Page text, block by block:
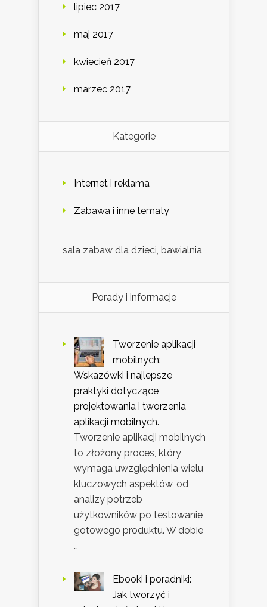
lipiec 2017
maj 2017
kwiecień 2017
marzec 2017
Kategorie
Internet i reklama
Zabawa i inne tematy
sala zabaw dla dzieci, bawialnia
Porady i informacje
Tworzenie aplikacji
mobilnych:
Wskazówki i najlepsze
praktyki dotyczące
projektowania i tworzenia
aplikacji mobilnych.
Tworzenie aplikacji mobilnych
to złożony proces, który
wymaga uwzględnienia wielu
kluczowych aspektów, od
analizy potrzeb
użytkowników po testowanie
gotowego produktu. W dobie
…
Ebooki i poradniki:
Jak tworzyć i